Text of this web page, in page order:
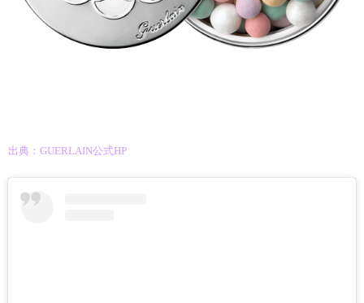
出典：GUERLAIN公式HP